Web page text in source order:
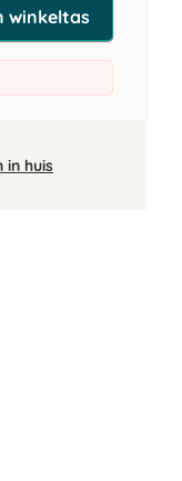
winkeltas
in huis